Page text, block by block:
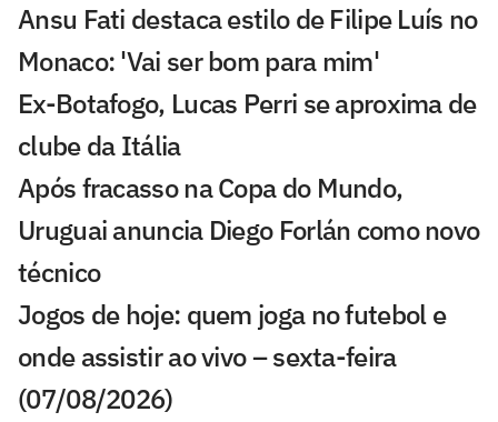
Ansu Fati destaca estilo de Filipe Luís no
Monaco: 'Vai ser bom para mim'
Ex-Botafogo, Lucas Perri se aproxima de
clube da Itália
Após fracasso na Copa do Mundo,
Uruguai anuncia Diego Forlán como novo
técnico
Jogos de hoje: quem joga no futebol e
onde assistir ao vivo – sexta-feira
(07/08/2026)